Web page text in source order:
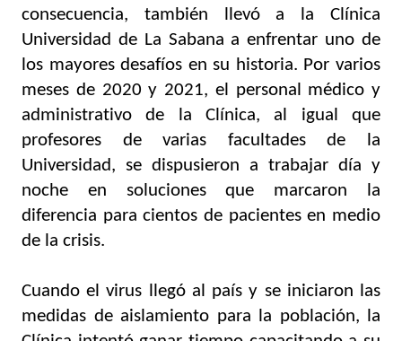
consecuencia, también llevó a la Clínica
Universidad de La Sabana a enfrentar uno de
los mayores desafíos en su historia. Por varios
meses de 2020 y 2021, el personal médico y
administrativo de la Clínica, al igual que
profesores de varias facultades de la
Universidad, se dispusieron a trabajar día y
noche en soluciones que marcaron la
diferencia para cientos de pacientes en medio
de la crisis.
Cuando el virus llegó al país y se iniciaron las
medidas de aislamiento para la población, la